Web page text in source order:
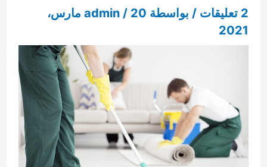
2 تعليقات / بواسطة admin /
20 مارس،
2021